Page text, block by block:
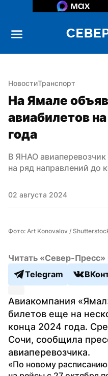
НовостиТранспорт
На Ямале
авиабилетов
года
В ЯНАО
на ряд направлений до
02 августа 2024
Фото: Art Konovalov /
Читать «Север-Пресс»
Telegram
Авиакомпания
билетов еще на
конца 2024 года.
Сочи, сообщила
авиаперевозчика.
«По новому